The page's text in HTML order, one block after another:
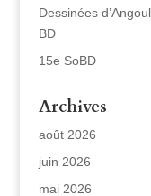
Dessinées
BD
15e SoBD
Archives
août 2026
juin 2026
mai 2026